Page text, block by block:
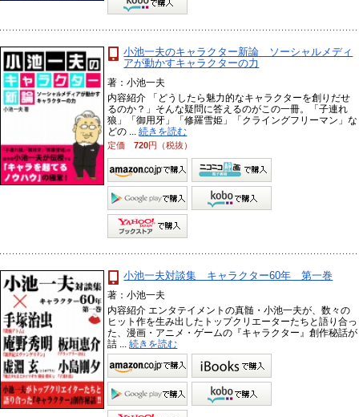
小池一夫のキャラクター新論 ソーシャルメディ
アが動かすキャラクターの力
著：小池一夫
内容紹介 「どうしたら魅力的なキャラクターを創りだせ
るのか？」そんな疑問に答えるのがこの一冊。「子連れ
狼」「御用牙」「修羅雪姫」「クライングフリーマン」な
どの ...続きを読む
定価720円（税抜）
小池一夫対談集 キャラクター60年 第一巻
著：小池一夫
内容紹介 エンタテイメントの真髄・小池一夫が、数々の
ヒット作を生み出したトップクリエーターたちと語り合っ
た、漫画・アニメ・ゲームの『キャラクター』創作秘話が
詰 ...続きを読む